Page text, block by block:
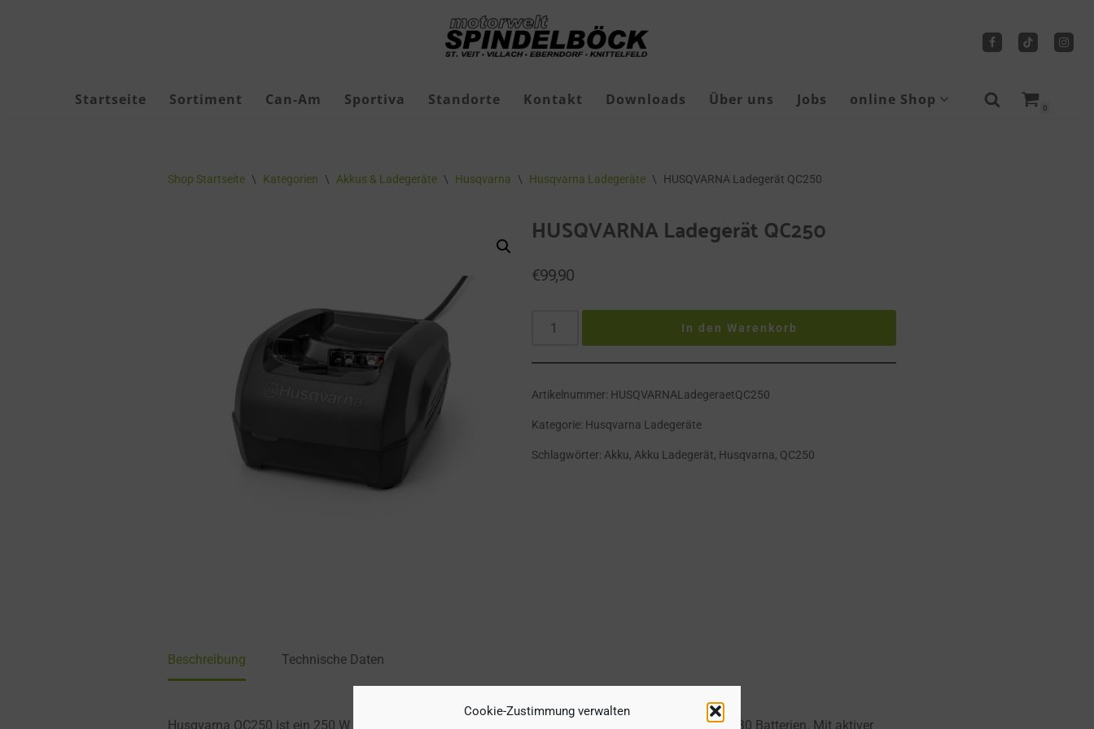
Cookie-Zustimmung verwalten
Startseite Sortiment Can-Am Sportiva Standorte Kontakt Downloads Über uns Jobs online Shop
Akkus & Ladegeräte Geschenkgutscheine
Roborock Zubehör
Tragbare Seilwinden
0
Shop Startseite \ Kategorien \ Akkus & Ladegeräte \ Husqvarna \ Husqvarna Ladegeräte \ HUSQVARNA Ladegerät QC250
HUSQVARNA Ladegerät QC250
€99,90
In den Warenkorb
Artikelnummer: HUSQVARNALadegeraetQC250
Kategorie: Husqvarna Ladegeräte
Schlagwörter:Akku,Akku Ladegerät, Husqvarna, QC250
Beschreibung Technische Daten
Husqvarna QC250 ist ein 250 W Schnellladegerät für den Teilzeitbetrieb, ideal für Husqvarna BLi20/30 Batterien. Mit aktiver